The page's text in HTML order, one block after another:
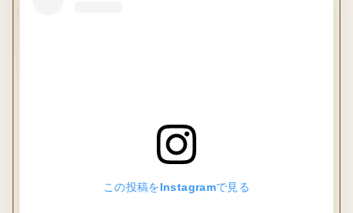
この投稿をInstagramで見る